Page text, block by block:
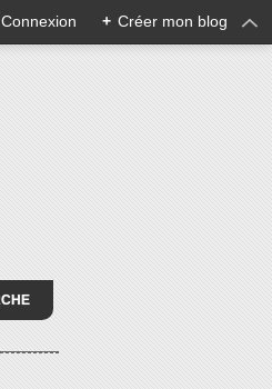
Connexion + Créer mon blog